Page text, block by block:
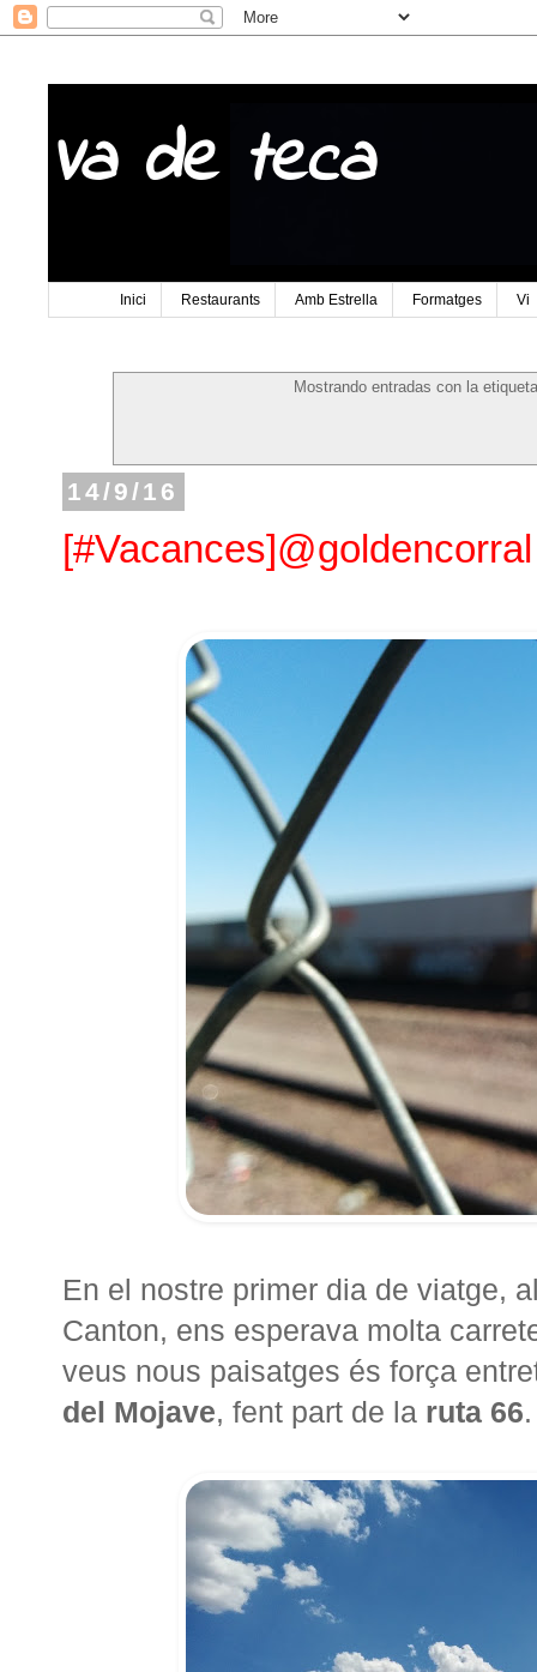
Va de teca
Inici Restaurants Amb Estrella Formatges Vi
Mostrando entradas con la
14/9/16
En el nostre primer dia de viatge,
Canton, ens esperava molta
veus nous paisatges és força
del Mojave, fent part de la ruta 66.